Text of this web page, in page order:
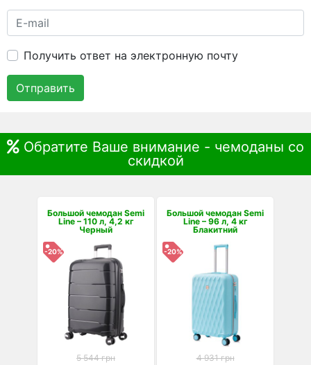
Получить ответ на электронную почту
Отправить
Обратите Ваше внимание - чемоданы со
скидкой
Большой чемодан Semi
Line – 110 л, 4,2 кг
Черный
-20%
5 544 грн
Большой чемодан Semi
Line – 96 л, 4 кг
Блакитний
-20%
4 931 грн